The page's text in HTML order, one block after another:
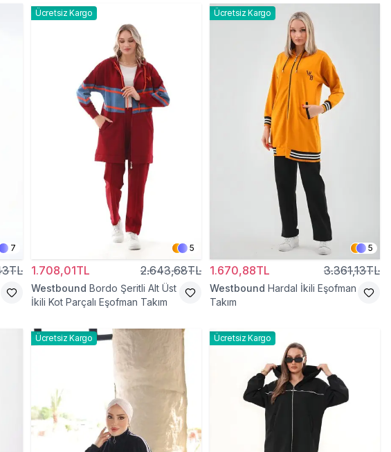
7
Ücretsiz Kargo
5
1.708,01TL 2.643,68TL
Westbound Bordo Şeritli Alt Üst
İkili Kot Parçalı Eşofman Takım
Ücretsiz Kargo
5
1.670,88TL 3.361,13TL
Westbound Hardal İkili Eşofman
Takım
Ücretsiz Kargo Ücretsiz Kargo